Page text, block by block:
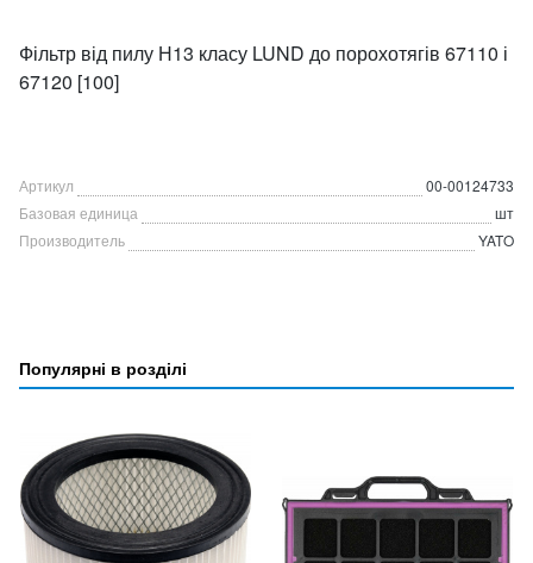
Фільтр від пилу Н13 класу LUND до порохотягів 67110 і
67120 [100]
Артикул
00-00124733
Базовая единица
шт
Производитель
YATO
Популярні в розділі